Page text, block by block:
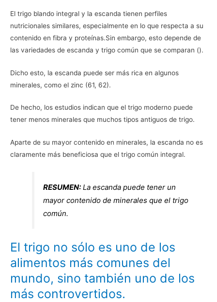
El trigo blando integral y la escanda tienen perfiles
nutricionales similares, especialmente en lo que respecta a su
contenido en fibra y proteínas.Sin embargo, esto depende de
las variedades de escanda y trigo común que se comparan ().
Dicho esto, la escanda puede ser más rica en algunos
minerales, como el zinc (61, 62).
De hecho, los estudios indican que el trigo moderno puede
tener menos minerales que muchos tipos antiguos de trigo.
Aparte de su mayor contenido en minerales, la escanda no es
claramente más beneficiosa que el trigo común integral.
RESUMEN: La escanda puede tener un
mayor contenido de minerales que el trigo
común.
El trigo no sólo es uno de los
alimentos más comunes del
mundo, sino también uno de los
más controvertidos.